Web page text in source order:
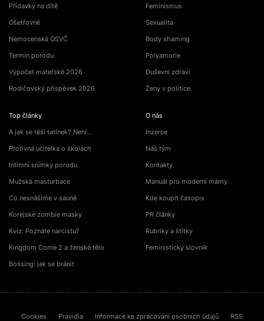
Přídavky na dítě
Ošetřovné
Nemocenská OSVČ
Termín porodu
Výpočet mateřské 2026
Rodičovský příspěvek 2026
Top články
A jak se těší tatínek? Není…
Protivná učitelka o školách
Intimní snímky porodu
Mužská masturbace
Co nesnášíme v sauně
Korejské zombie masky
Kvíz: Poznáte narcistu?
Kingdom Come 2 a ženské tělo
Bossing: jak se bránit
Feminismus
Sexualita
Body shaming
Polyamorie
Duševní zdraví
Ženy v politice
O nás
Inzerce
Náš tým
Kontakty
Manuál pro moderní mámy
Kde koupit časopis
PR články
Rubriky a štítky
Feministický slovník
Cookies Pravidla Informace ke zpracování osobních údajů RSS